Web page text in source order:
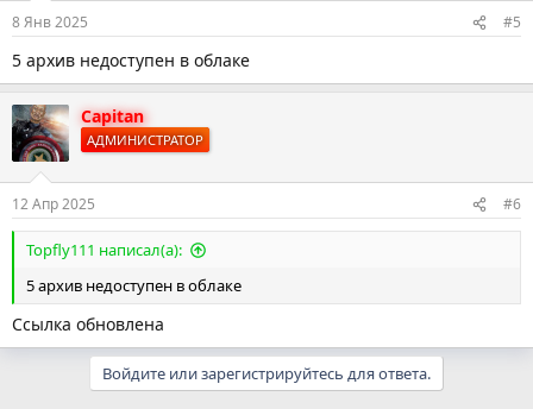
8 Янв 2025 #5
5 архив недоступен в облаке
Capitan
АДМИНИСТРАТОР
12 Апр 2025 #6
Topfly111 написал(а):
5 архив недоступен в облаке
Ссылка обновлена
Войдите или зарегистрируйтесь для ответа.